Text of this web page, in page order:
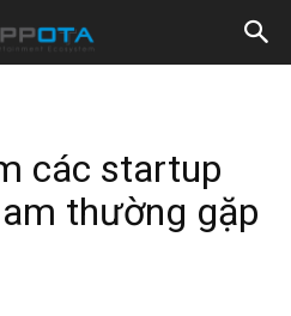
các startup
thường gặp